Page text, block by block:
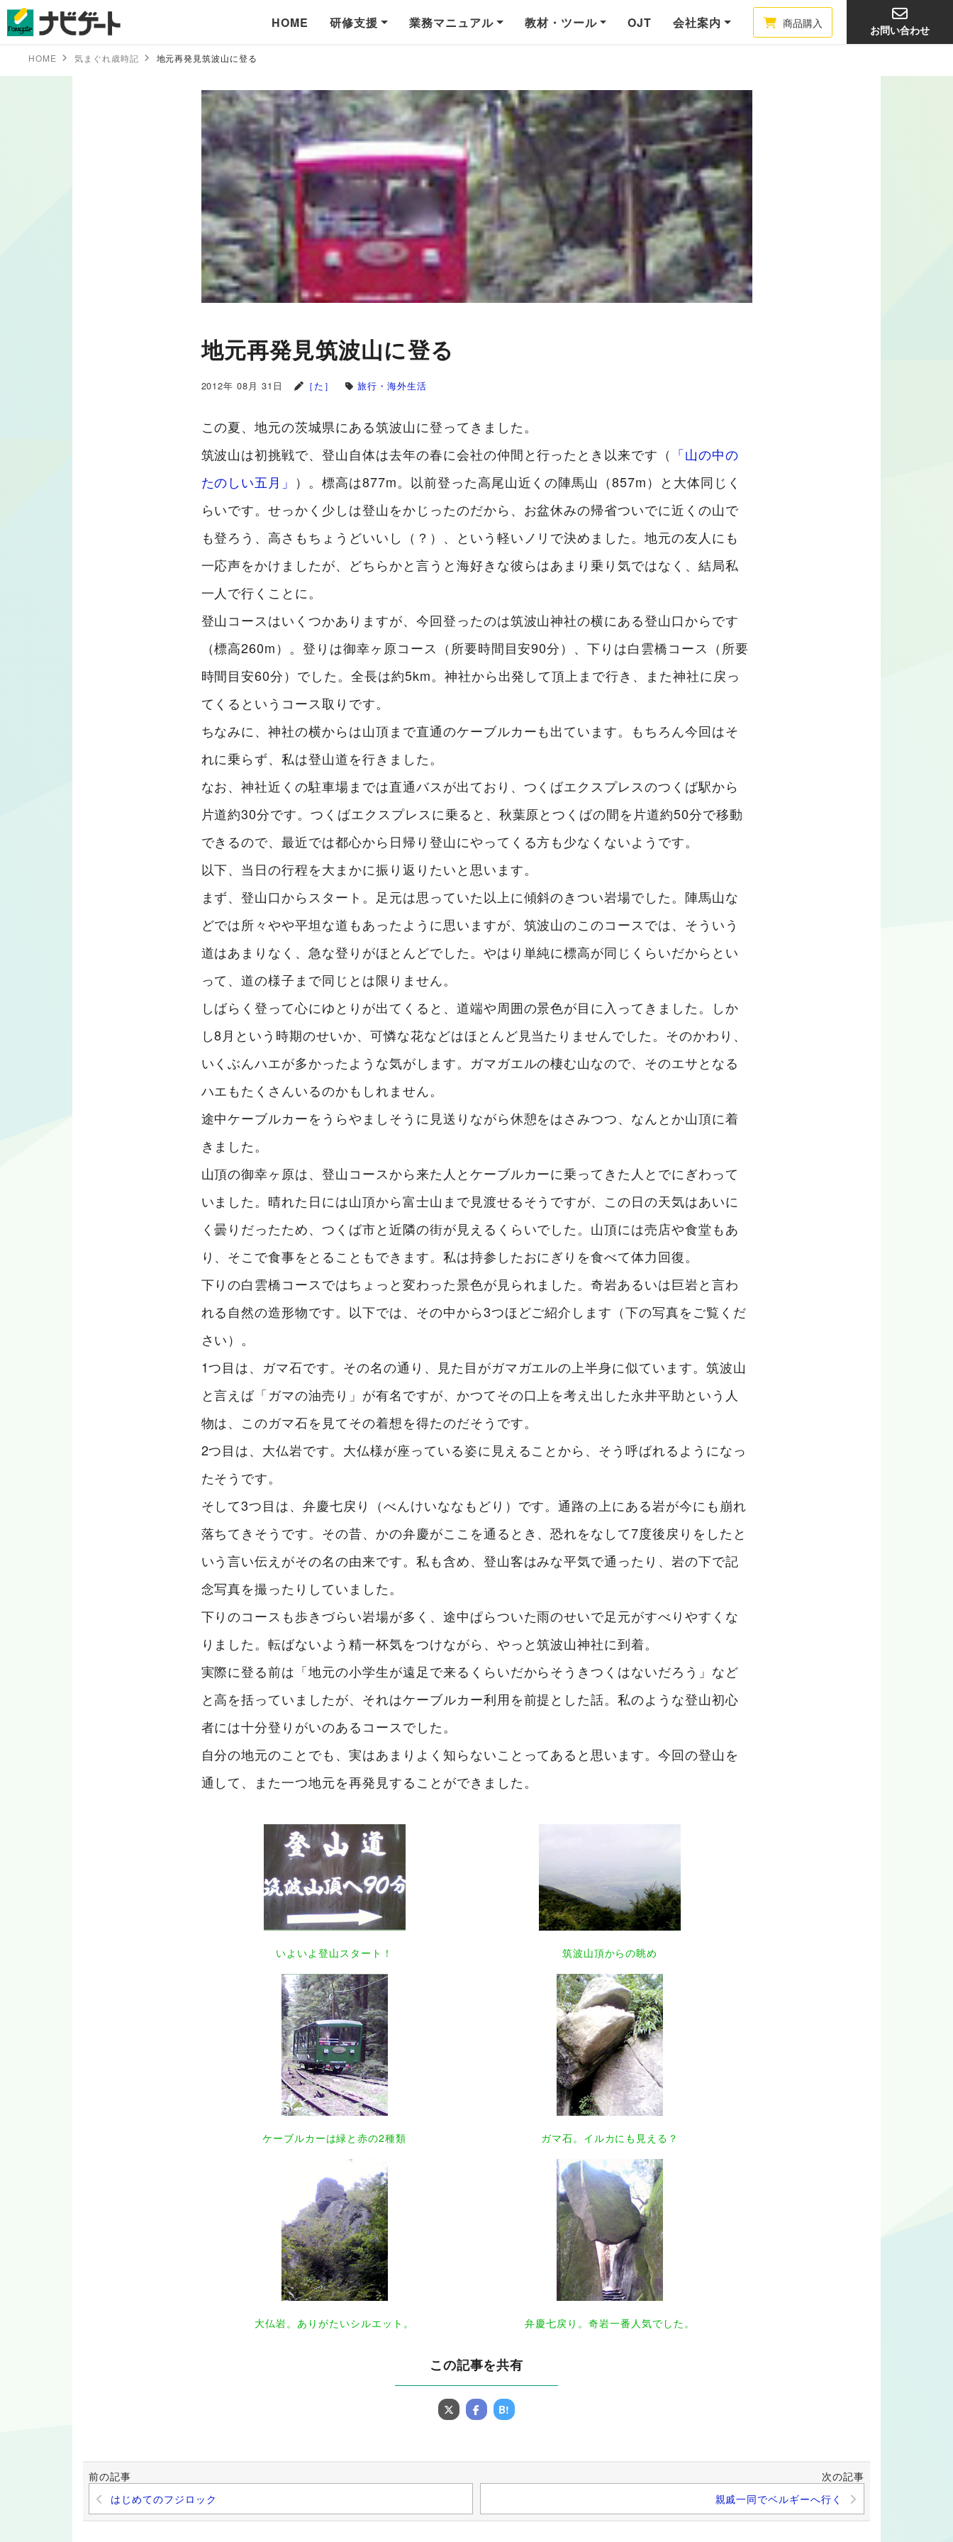
HOME 研修支援 業務マニュアル 教材・ツール OJT 会社案内 商品購入
お問い合わせ
HOME 気まぐれ歳時記 地元再発見筑波山に登る
地元再発見筑波山に登る
2012年 08月 31日 ［た］ 旅行・海外生活
この夏、地元の茨城県にある筑波山に登ってきました。
筑波山は初挑戦で、登山自体は去年の春に会社の仲間と行ったとき以来です（ 「山の中の
たのしい五月」 ）。標高は877m。以前登った高尾山近くの陣馬山（857m）と大体同じく
らいです。せっかく少しは登山をかじったのだから、お盆休みの帰省ついでに近くの山で
も登ろう、高さもちょうどいいし（？）、という軽いノリで決めました。地元の友人にも
一応声をかけましたが、どちらかと言うと海好きな彼らはあまり乗り気ではなく、結局私
一人で行くことに。
登山コースはいくつかありますが、今回登ったのは筑波山神社の横にある登山口からです
（標高260m）。登りは御幸ヶ原コース（所要時間目安90分）、下りは白雲橋コース（所要
時間目安60分）でした。全長は約5km。神社から出発して頂上まで行き、また神社に戻っ
てくるというコース取りです。
ちなみに、神社の横からは山頂まで直通のケーブルカーも出ています。もちろん今回はそ
れに乗らず、私は登山道を行きました。
なお、神社近くの駐車場までは直通バスが出ており、つくばエクスプレスのつくば駅から
片道約30分です。つくばエクスプレスに乗ると、秋葉原とつくばの間を片道約50分で移動
できるので、最近では都心から日帰り登山にやってくる方も少なくないようです。
以下、当日の行程を大まかに振り返りたいと思います。
まず、登山口からスタート。足元は思っていた以上に傾斜のきつい岩場でした。陣馬山な
どでは所々やや平坦な道もあったように思いますが、筑波山のこのコースでは、そういう
道はあまりなく、急な登りがほとんどでした。やはり単純に標高が同じくらいだからとい
って、道の様子まで同じとは限りません。
しばらく登って心にゆとりが出てくると、道端や周囲の景色が目に入ってきました。しか
し8月という時期のせいか、可憐な花などはほとんど見当たりませんでした。そのかわり、
いくぶんハエが多かったような気がします。ガマガエルの棲む山なので、そのエサとなる
ハエもたくさんいるのかもしれません。
途中ケーブルカーをうらやましそうに見送りながら休憩をはさみつつ、なんとか山頂に着
きました。
山頂の御幸ヶ原は、登山コースから来た人とケーブルカーに乗ってきた人とでにぎわって
いました。晴れた日には山頂から富士山まで見渡せるそうですが、この日の天気はあいに
く曇りだったため、つくば市と近隣の街が見えるくらいでした。山頂には売店や食堂もあ
り、そこで食事をとることもできます。私は持参したおにぎりを食べて体力回復。
下りの白雲橋コースではちょっと変わった景色が見られました。奇岩あるいは巨岩と言わ
れる自然の造形物です。以下では、その中から3つほどご紹介します（下の写真をご覧くだ
さい）。
1つ目は、ガマ石です。その名の通り、見た目がガマガエルの上半身に似ています。筑波山
と言えば「ガマの油売り」が有名ですが、かつてその口上を考え出した永井平助という人
物は、このガマ石を見てその着想を得たのだそうです。
2つ目は、大仏岩です。大仏様が座っている姿に見えることから、そう呼ばれるようになっ
たそうです。
そして3つ目は、弁慶七戻り（べんけいななもどり）です。通路の上にある岩が今にも崩れ
落ちてきそうです。その昔、かの弁慶がここを通るとき、恐れをなして7度後戻りをしたと
いう言い伝えがその名の由来です。私も含め、登山客はみな平気で通ったり、岩の下で記
念写真を撮ったりしていました。
下りのコースも歩きづらい岩場が多く、途中ぱらついた雨のせいで足元がすべりやすくな
りました。転ばないよう精一杯気をつけながら、やっと筑波山神社に到着。
実際に登る前は「地元の小学生が遠足で来るくらいだからそうきつくはないだろう」など
と高を括っていましたが、それはケーブルカー利用を前提とした話。私のような登山初心
者には十分登りがいのあるコースでした。
自分の地元のことでも、実はあまりよく知らないことってあると思います。今回の登山を
通して、また一つ地元を再発見することができました。
いよいよ登山スタート！ 筑波山頂からの眺め
ケーブルカーは緑と赤の2種類 ガマ石。イルカにも見える？
大仏岩。ありがたいシルエット。 弁慶七戻り。奇岩一番人気でした。
この記事を共有
B!
前の記事
はじめてのフジロック
次の記事
親戚一同でベルギーへ行く